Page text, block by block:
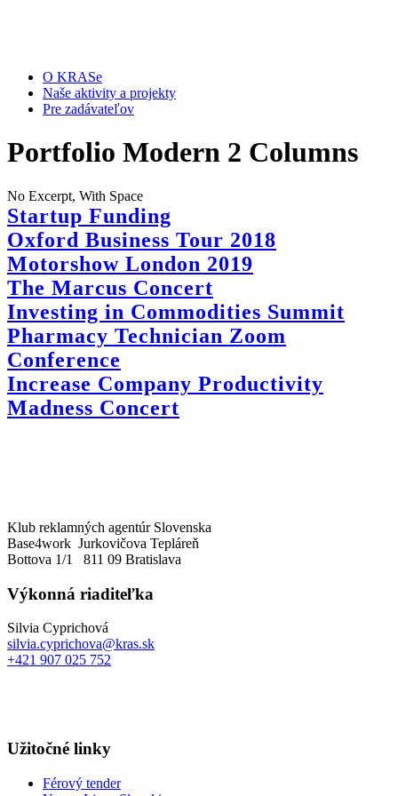
O KRASe
Naše aktivity a projekty
Pre zadávateľov
Portfolio Modern 2 Columns
No Excerpt, With Space
Startup Funding
Oxford Business Tour 2018
Motorshow London 2019
The Marcus Concert
Investing in Commodities Summit
Pharmacy Technician Zoom
Conference
Increase Company Productivity
Madness Concert
Klub reklamných agentúr Slovenska
Base4work Jurkovičova Tepláreň
Bottova 1/1 811 09 Bratislava
Výkonná riaditeľka
Silvia Cyprichová
silvia.cyprichova@kras.sk
+421 907 025 752
Užitočné linky
Férový tender